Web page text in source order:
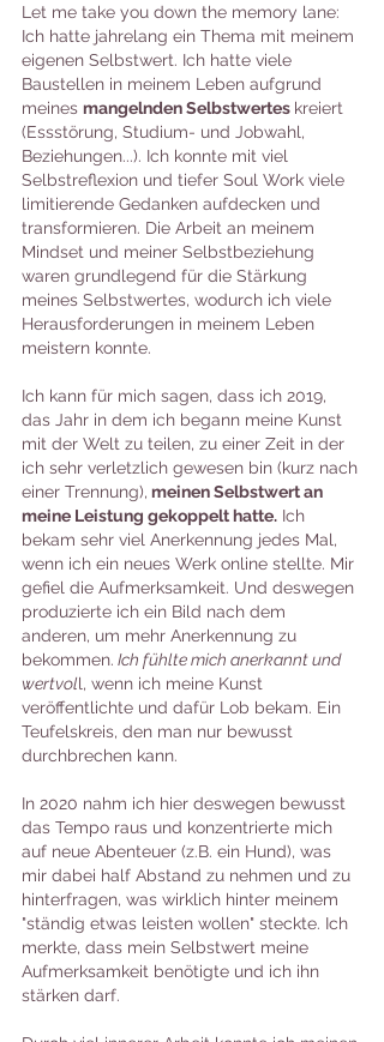
Let me take you down the memory lane:
Ich hatte jahrelang ein Thema mit meinem
eigenen Selbstwert. Ich hatte viele
Baustellen in meinem Leben aufgrund
meines mangelnden Selbstwertes kreiert
(Essstörung, Studium- und Jobwahl,
Beziehungen...). Ich konnte mit viel
Selbstreflexion und tiefer Soul Work viele
limitierende Gedanken aufdecken und
transformieren. Die Arbeit an meinem
Mindset und meiner Selbstbeziehung
waren grundlegend für die Stärkung
meines Selbstwertes, wodurch ich viele
Herausforderungen in meinem Leben
meistern konnte.
Ich kann für mich sagen, dass ich 2019,
das Jahr in dem ich begann meine Kunst
mit der Welt zu teilen, zu einer Zeit in der
ich sehr verletzlich gewesen bin (kurz nach
einer Trennung), meinen Selbstwert an
meine Leistung gekoppelt hatte. Ich
bekam sehr viel Anerkennung jedes Mal,
wenn ich ein neues Werk online stellte. Mir
gefiel die Aufmerksamkeit. Und deswegen
produzierte ich ein Bild nach dem
anderen, um mehr Anerkennung zu
bekommen. Ich fühlte mich anerkannt und
wertvoll, wenn ich meine Kunst
veröffentlichte und dafür Lob bekam. Ein
Teufelskreis, den man nur bewusst
durchbrechen kann.
In 2020 nahm ich hier deswegen bewusst
das Tempo raus und konzentrierte mich
auf neue Abenteuer (z.B. ein Hund), was
mir dabei half Abstand zu nehmen und zu
hinterfragen, was wirklich hinter meinem
"ständig etwas leisten wollen" steckte. Ich
merkte, dass mein Selbstwert meine
Aufmerksamkeit benötigte und ich ihn
stärken darf.